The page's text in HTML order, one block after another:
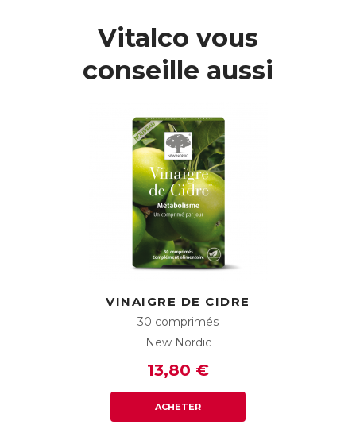
Vitalco vous
conseille aussi
VINAIGRE DE CIDRE
30 comprimés
New Nordic
13,80 €
ACHETER